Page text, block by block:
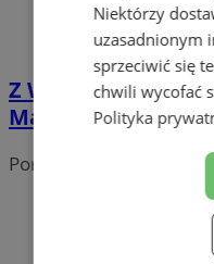
Z Wodzisławia
Mateusz zdobywa
Portal należy do sieci
Niektórzy
uzasadnionym
sprzeciwić się
chwili wycofać
Polityka